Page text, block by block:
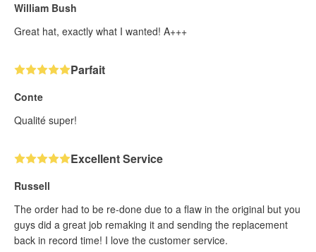
William Bush
Great hat, exactly what I wanted! A+++
Parfait
Conte
Qualité super!
Excellent Service
Russell
The order had to be re-done due to a flaw in the original but you
guys did a great job remaking it and sending the replacement
back in record time! I love the customer service.